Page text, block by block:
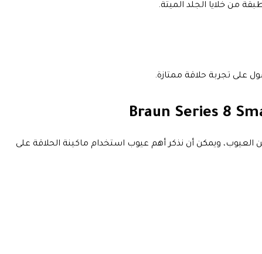
من خلايا الجلد الميتة.
ويمكن أن نذكر أهم عيوب استخدام ماكينة الحلاقة على